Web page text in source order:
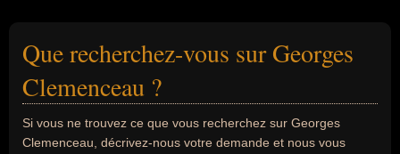
Que recherchez-vous sur Georges
Clemenceau ?
Si vous ne trouvez ce que vous recherchez sur Georges
Clemenceau, décrivez-nous votre demande et nous vous